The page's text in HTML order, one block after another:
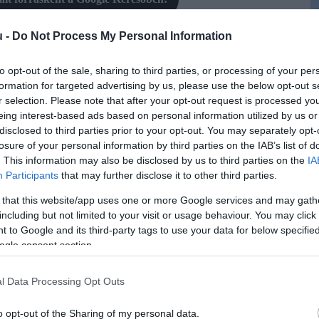
- Do Not Process My Personal Information
opt-out of the sale, sharing to third parties, or processing of your
for targeted advertising by us, please use the below opt-out
selection. Please note that after your opt-out request is processed
interest-based ads based on personal information utilized by us
to third parties prior to your opt-out. You may separately
of your personal information by third parties on the IAB’s list of
This information may also be disclosed by us to third parties on the
Participants that may further disclose it to other third parties.
that this website/app uses one or more Google services and may
but not limited to your visit or usage behaviour. You may
to Google and its third-party tags to use your data for below
consent section.
Data Processing Opt Outs
opt-out of the Sharing of my personal data.
a cukorbetegség, valamint a stroke kialakulásának a
frissen publikált kutatás, melyről a Verywell Health
megőrzése mellett a nem túlzásba
egészségünknek. Olyan előnyei
javítása, amit a benne található
egyik típusa, amelyekről
rendelkeznek. A
során keletkezett káros